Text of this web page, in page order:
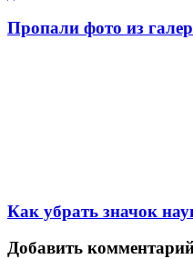
Пропали фото из
Как убрать значок
Добавить